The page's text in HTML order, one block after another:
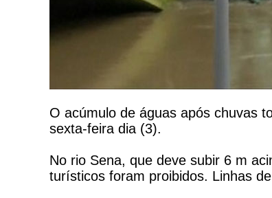
O acúmulo de águas após chuvas
sexta-feira dia (3).
No rio Sena, que deve subir 6 m
turísticos foram proibidos. Linhas